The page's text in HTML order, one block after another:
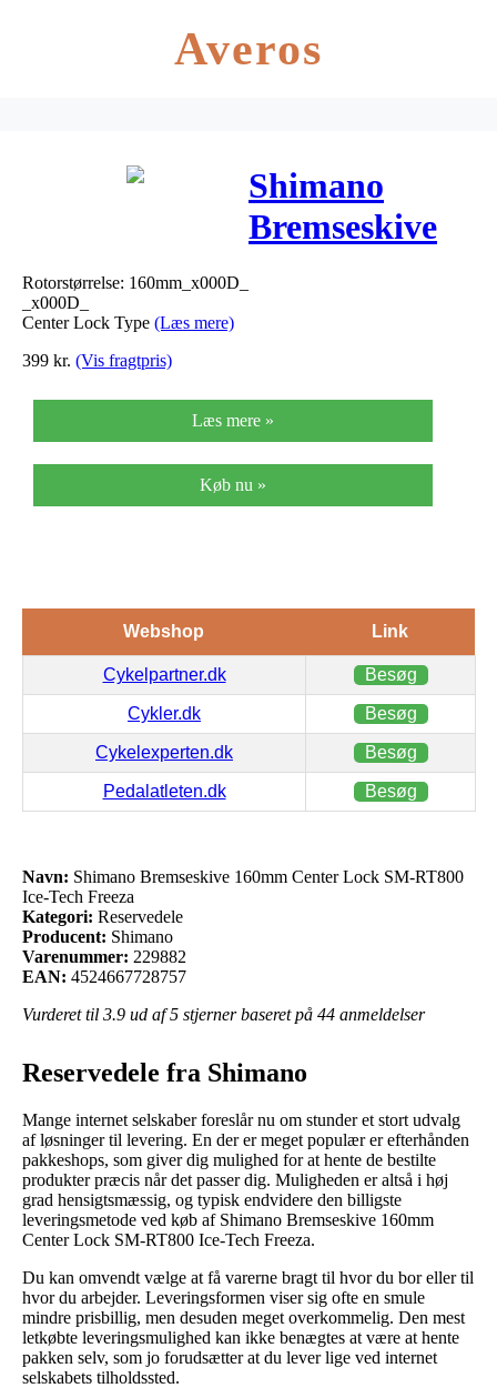
Averos
Shimano
Bremseskive
Tech Freeza
Rotorstørrelse: 160mm_x000D_
_x000D_
Center Lock Type (Læs mere)
399 kr. (Vis fragtpris)
Læs mere »
Køb nu »
Webshop Link
Cykelpartner.dk Besøg
Cykler.dk Besøg
Cykelexperten.dk Besøg
Pedalatleten.dk Besøg
Navn: Shimano Bremseskive 160mm Center Lock SM-RT800
Ice-Tech Freeza
Kategori: Reservedele
Producent: Shimano
Varenummer: 229882
EAN: 4524667728757
Vurderet til 3.9 ud af 5 stjerner baseret på 44 anmeldelser
Reservedele fra Shimano
Mange internet selskaber foreslår nu om stunder et stort udvalg
af løsninger til levering. En der er meget populær er efterhånden
pakkeshops, som giver dig mulighed for at hente de bestilte
produkter præcis når det passer dig. Muligheden er altså i høj
grad hensigtsmæssig, og typisk endvidere den billigste
leveringsmetode ved køb af Shimano Bremseskive 160mm
Center Lock SM-RT800 Ice-Tech Freeza.
Du kan omvendt vælge at få varerne bragt til hvor du bor eller til
hvor du arbejder. Leveringsformen viser sig ofte en smule
mindre prisbillig, men desuden meget overkommelig. Den mest
letkøbte leveringsmulighed kan ikke benægtes at være at hente
pakken selv, som jo forudsætter at du lever lige ved internet
selskabets tilholdssted.